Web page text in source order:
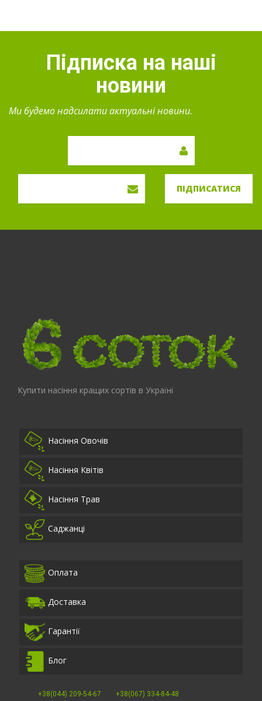
Підписка на наші
новини
Ми будемо надсилати актуальні новини.
ПІДПИСАТИСЯ
Купити насіння кращих сортів в Україні
Насіння Овочів
Насіння Квітів
Насіння Трав
Саджанці
Оплата
Доставка
Гарантії
Блог
+38(044) 209-54-67
+38(067) 334-84-48